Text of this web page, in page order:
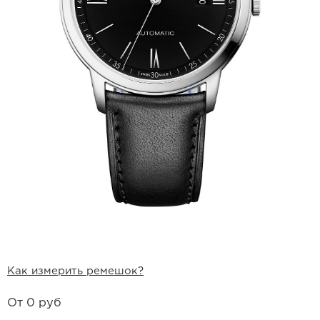
Как измерить ремешок?
От 0 руб
Ремешки для часов Bulgari
Ремешки для часов Cartier
Ремешки для часов Chopard
Ремешки для часов Corum
Ремешки для часов Daniel Roth
Ремешки для часов De Bethune
Ремешки для часов De Grisogono